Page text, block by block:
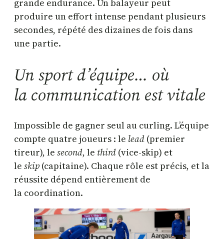
grande endurance. Un balayeur peut
produire un effort intense pendant plusieurs
secondes, répété des dizaines de fois dans
une partie.
Un sport d’équipe… où
la communication est vitale
Impossible de gagner seul au curling. L’équipe
compte quatre joueurs : le lead (premier
tireur), le second, le third (vice-skip) et
le skip (capitaine). Chaque rôle est précis, et la
réussite dépend entièrement de
la coordination.